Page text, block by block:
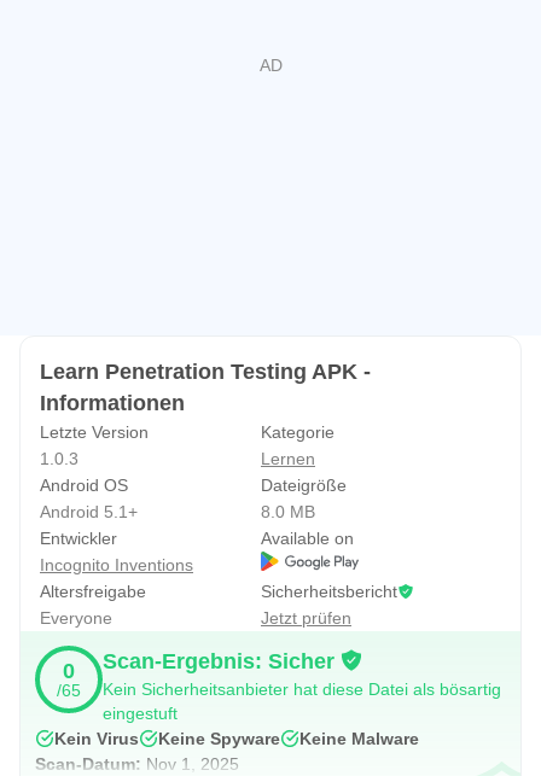
Alle Inhalte in dieser Anwendung sind nicht unsere Marke.
Wir erhalten nur den Inhalt von Suchmaschine und
Website. lass es mich wissen, bitte
wenn Sie Ihren ursprünglichen Inhalt aus unserer
Anwendung entfernen möchten.
Wir sind immer für Sie da.
Learn Penetration Testing APK -
Informationen
Letzte Version
1.0.3
Kategorie
Lernen
Android OS
Android 5.1+
Dateigröße
8.0 MB
Entwickler
Incognito Inventions
Available on
Altersfreigabe
Everyone
Sicherheitsbericht
Jetzt prüfen
0
/65
Scan-Ergebnis: Sicher
Kein Sicherheitsanbieter hat diese Datei als bösartig
eingestuft
Kein Virus
Keine Spyware
Keine Malware
Scan-Datum: Nov 1, 2025